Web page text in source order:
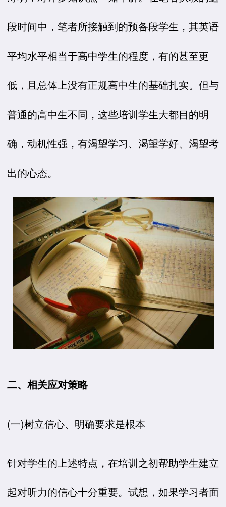
段时间中，笔者所接触到的预备段学生，其英语
平均水平相当于高中学生的程度，有的甚至更
低，且总体上没有正规高中生的基础扎实。但与
普通的高中生不同，这些培训学生大都目的明
确，动机性强，有渴望学习、渴望学好、渴望考
出的心态。
二、相关应对策略
(一)树立信心、明确要求是根本
针对学生的上述特点，在培训之初帮助学生建立
起对听力的信心十分重要。试想，如果学习者面